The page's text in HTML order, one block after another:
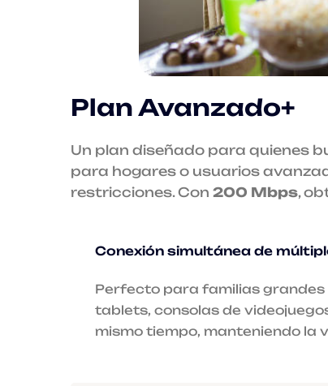
Plan Avanzado+
Un plan diseñado para quienes
para hogares o usuarios
restricciones. Con 200 Mbps,
Conexión simultánea de
Perfecto para familias
tablets, consolas de
mismo tiempo, manteniendo